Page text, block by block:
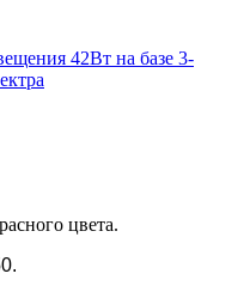
42Вт на базе 3-
цвета.